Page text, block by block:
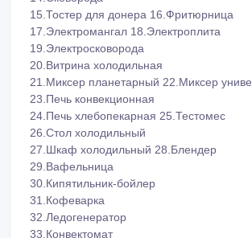
15.Тостер для донера 16.Фритюрница
17.Электромангал 18.Электроплита
19.Электросковорода
20.Витрина холодильная
21.Миксер планетарный 22.Миксер
23.Печь конвекционная
24.Печь хлебопекарная 25.Тестомес
26.Стол холодильный
27.Шкаф холодильный 28.Блендер
29.Вафельница
30.Кипятильник-бойлер
31.Кофеварка
32.Ледогенератор
33.Конвектомат